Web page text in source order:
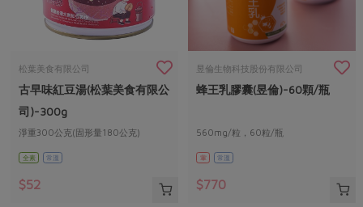
松葉美食有限公司
古早味紅豆湯(松葉美食有限公
司)-300g
淨重300公克(固形量180公克)
全素 常溫
$52
昱倫生物科技股份有限公司
蜂王乳膠囊(昱倫)-60顆/瓶
560mg/粒，60粒/瓶
葷 常溫
$770